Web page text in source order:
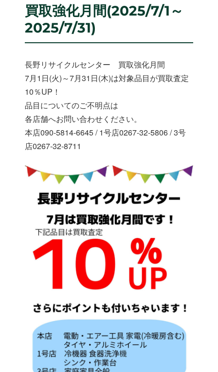
ー
買取強化月間(2025/7/1～
2025/7/31)
長野リサイクルセンター 買取強化月間
7月1日(火)～7月31日(木)は対象品目が買取査定
10％UP！
品目についてのご不明点は
各店舗へお問い合わせください。
本店090-5814-6645 / 1号店0267-32-5806 / 3号
店0267-32-8711